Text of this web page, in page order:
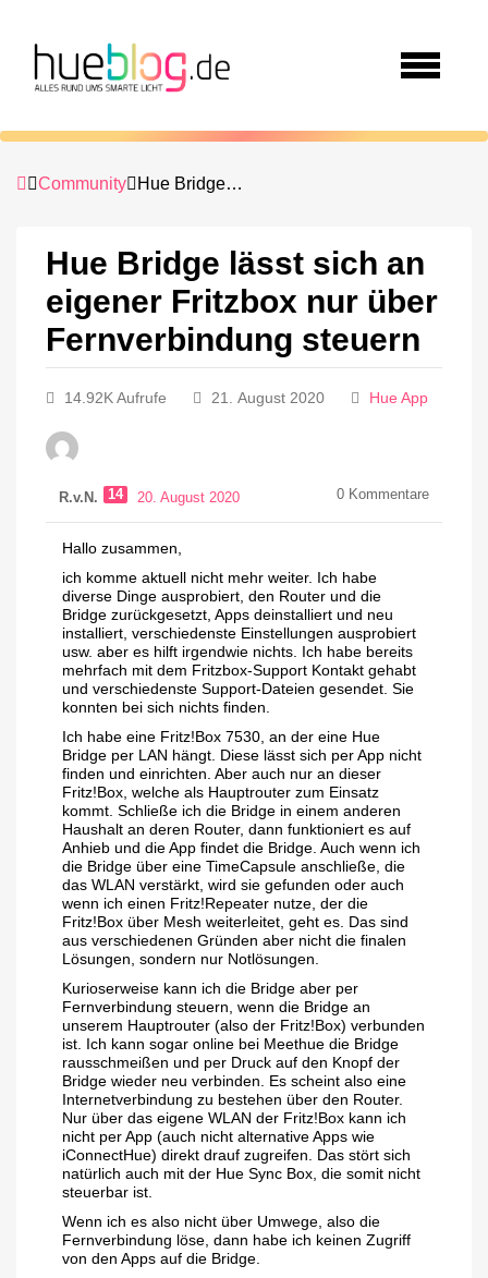
Community Hue Bridge lässt sich an eigener Fritzbox nur über Fernverbindung steuern
Hue Bridge lässt sich an
eigener Fritzbox nur über
Fernverbindung steuern
14.92K Aufrufe 21. August 2020 Hue App
R.v.N. 14 20. August 2020 0 Kommentare
Hallo zusammen,
ich komme aktuell nicht mehr weiter. Ich habe
diverse Dinge ausprobiert, den Router und die
Bridge zurückgesetzt, Apps deinstalliert und neu
installiert, verschiedenste Einstellungen ausprobiert
usw. aber es hilft irgendwie nichts. Ich habe bereits
mehrfach mit dem Fritzbox-Support Kontakt gehabt
und verschiedenste Support-Dateien gesendet. Sie
konnten bei sich nichts finden.
Ich habe eine Fritz!Box 7530, an der eine Hue
Bridge per LAN hängt. Diese lässt sich per App nicht
finden und einrichten. Aber auch nur an dieser
Fritz!Box, welche als Hauptrouter zum Einsatz
kommt. Schließe ich die Bridge in einem anderen
Haushalt an deren Router, dann funktioniert es auf
Anhieb und die App findet die Bridge. Auch wenn ich
die Bridge über eine TimeCapsule anschließe, die
das WLAN verstärkt, wird sie gefunden oder auch
wenn ich einen Fritz!Repeater nutze, der die
Fritz!Box über Mesh weiterleitet, geht es. Das sind
aus verschiedenen Gründen aber nicht die finalen
Lösungen, sondern nur Notlösungen.
Kurioserweise kann ich die Bridge aber per
Fernverbindung steuern, wenn die Bridge an
unserem Hauptrouter (also der Fritz!Box) verbunden
ist. Ich kann sogar online bei Meethue die Bridge
rausschmeißen und per Druck auf den Knopf der
Bridge wieder neu verbinden. Es scheint also eine
Internetverbindung zu bestehen über den Router.
Nur über das eigene WLAN der Fritz!Box kann ich
nicht per App (auch nicht alternative Apps wie
iConnectHue) direkt drauf zugreifen. Das stört sich
natürlich auch mit der Hue Sync Box, die somit nicht
steuerbar ist.
Wenn ich es also nicht über Umwege, also die
Fernverbindung löse, dann habe ich keinen Zugriff
von den Apps auf die Bridge.